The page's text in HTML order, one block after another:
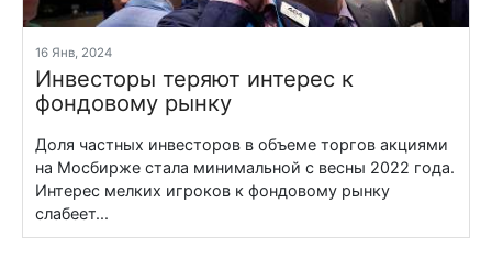
16 Янв, 2024
Инвесторы теряют интерес к
фондовому рынку
Доля частных инвесторов в объеме торгов акциями
на Мосбирже стала минимальной с весны 2022 года.
Интерес мелких игроков к фондовому рынку
слабеет...